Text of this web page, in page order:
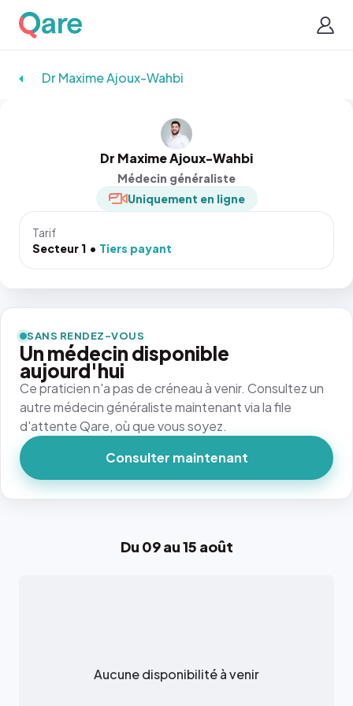
Dr Maxime Ajoux-Wahbi
Dr Maxime Ajoux-Wahbi
Médecin généraliste
Uniquement en ligne
Tarif
Secteur 1
Tiers payant
Du 09 au 15 août
Aucune disponibilité à venir
SANS RENDEZ-VOUS
Un médecin disponible
aujourd'hui
Ce praticien n'a pas de créneau à venir. Consultez un
autre médecin généraliste maintenant via la file
d'attente Qare, où que vous soyez.
Consulter maintenant